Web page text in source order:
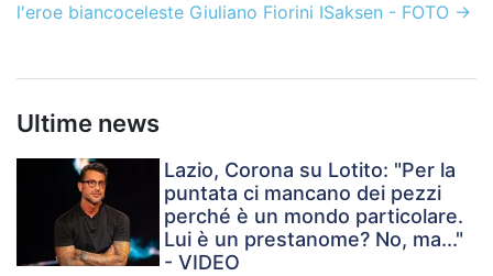
l'eroe biancoceleste Giuliano Fiorini ISaksen - FOTO→
Ultime news
Lazio, Corona su Lotito: "Per la
puntata ci mancano dei pezzi
perché è un mondo particolare.
Lui è un prestanome? No, ma..."
- VIDEO